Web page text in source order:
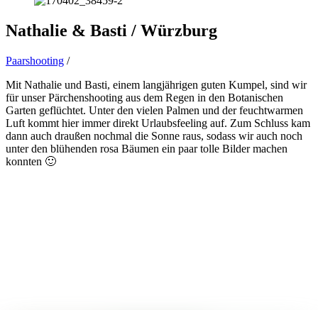
Nathalie & Basti / Würzburg
Paarshooting /
Mit Nathalie und Basti, einem langjährigen guten Kumpel, sind wir
für unser Pärchenshooting aus dem Regen in den Botanischen
Garten geflüchtet. Unter den vielen Palmen und der feuchtwarmen
Luft kommt hier immer direkt Urlaubsfeeling auf. Zum Schluss kam
dann auch draußen nochmal die Sonne raus, sodass wir auch noch
unter den blühenden rosa Bäumen ein paar tolle Bilder machen
konnten 🙂